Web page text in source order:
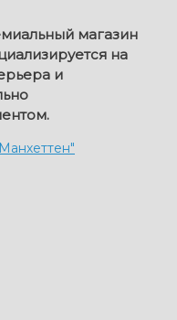
магазин
на
и